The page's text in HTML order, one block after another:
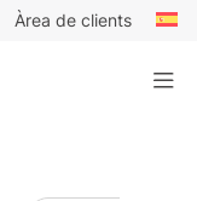
Àrea de clients